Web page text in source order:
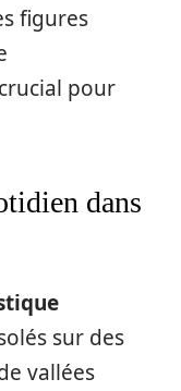
figures
pour
dans
sur des
vallées